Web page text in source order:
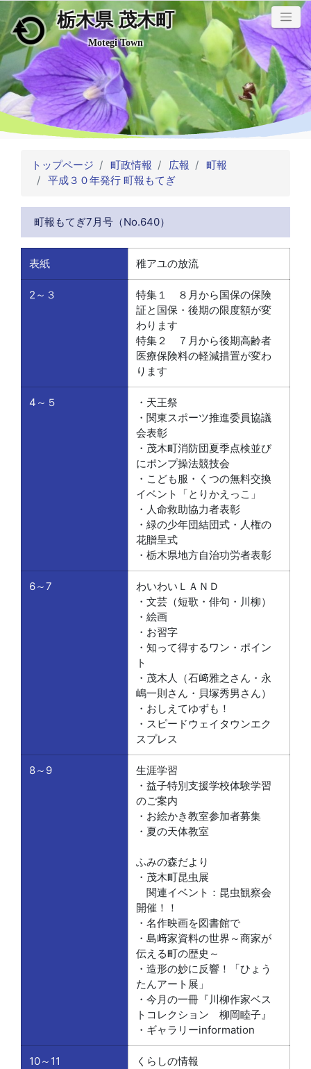
メインコンテンツにスキップ
栃木県 茂木町
Motegi Town
トップページ 町政情報 広報
町報
平成３０年発行 町報もてぎ
町報もてぎ7月号（No.640）
表紙 稚アユの放流
2～３
特集１ ８月から国保の保険
証と国保・後期の限度額が変
わります
特集２ ７月から後期高齢者
医療保険料の軽減措置が変わ
ります
4～５
・天王祭
・関東スポーツ推進委員協議
会表彰
・茂木町消防団夏季点検並び
にポンプ操法競技会
・こども服・くつの無料交換
イベント「とりかえっこ」
・人命救助協力者表彰
・緑の少年団結団式・人権の
花贈呈式
・栃木県地方自治功労者表彰
6～7
わいわいＬＡＮＤ
・文芸（短歌・俳句・川柳）
・絵画
・お習字
・知って得するワン・ポイン
ト
・茂木人（石﨑雅之さん・永
嶋一則さん・貝塚秀男さん）
・おしえてゆずも！
・スピードウェイタウンエク
スプレス
8～9
生涯学習
・益子特別支援学校体験学習
のご案内
・お絵かき教室参加者募集
・夏の天体教室
ふみの森だより
・茂木町昆虫展
関連イベント：昆虫観察会
開催！！
・名作映画を図書館で
・島﨑家資料の世界～商家が
伝える町の歴史～
・造形の妙に反響！「ひょう
たんアート展」
・今月の一冊『川柳作家ベス
トコレクション 柳岡睦子』
・ギャラリーinformation
10～11
くらしの情報